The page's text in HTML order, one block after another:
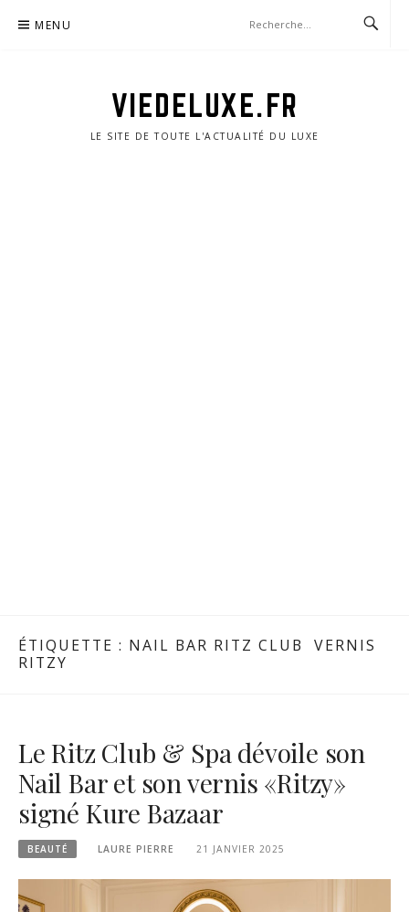
MENU
VIEDELUXE.FR
LE SITE DE TOUTE L'ACTUALITÉ DU LUXE
ÉTIQUETTE : NAIL BAR RITZ CLUB VERNIS
RITZY
Le Ritz Club & Spa dévoile son
Nail Bar et son vernis «Ritzy»
signé Kure Bazaar
BEAUTÉ LAURE PIERRE 21 JANVIER 2025